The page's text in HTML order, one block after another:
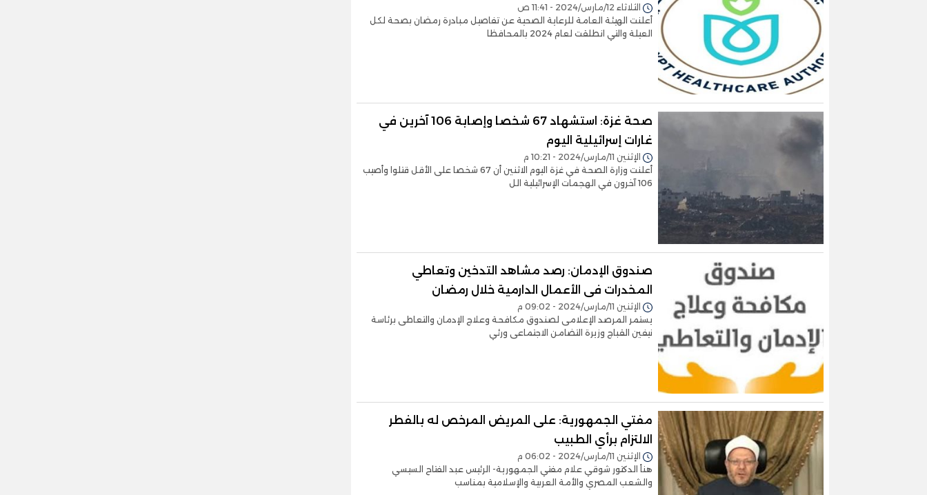
الثلاثاء 12/مارس/2024 - 11:41 ص
أعلنت الهيئة العامة للرعاية الصحية عن تفاصيل مبادرة رمضان بصحة لكل
العيلة والتي انطلقت لعام 2024 بالمحافظا
صحة غزة: استشهاد 67 شخصا وإصابة 106 آخرين في
غارات إسرائيلية اليوم
الإثنين 11/مارس/2024 - 10:21 م
أعلنت وزارة الصحة في غزة اليوم الاثنين أن 67 شخصا على الأقل قتلوا وأصيب
106 آخرون في الهجمات الإسرائيلية الل
صندوق الإدمان: رصد مشاهد التدخين وتعاطي
المخدرات فى الأعمال الدارمية خلال رمضان
الإثنين 11/مارس/2024 - 09:02 م
يستمر المرصد الإعلامى لصندوق مكافحة وعلاج الإدمان والتعاطى برئاسة
نيفين القباج وزيرة التضامن الاجتماعى ورئي
مفتي الجمهورية: على المريض المرخص له بالفطر
الالتزام برأي الطبيب
الإثنين 11/مارس/2024 - 06:02 م
هنأ الدكتور شوقي علام مفتي الجمهورية- الرئيس عبد الفتاح السيسي
والشعب المصري والأمة العربية والإسلامية بمناسب